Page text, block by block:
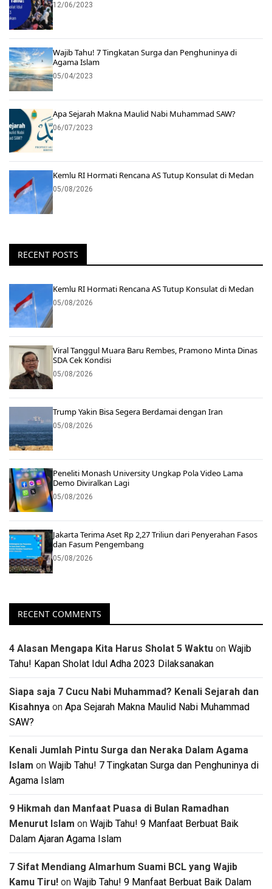
12/06/2023
Wajib Tahu! 7 Tingkatan Surga dan Penghuninya di
Agama Islam
05/04/2023
Apa Sejarah Makna Maulid Nabi Muhammad SAW?
06/07/2023
Kemlu RI Hormati Rencana AS Tutup Konsulat di Medan
05/08/2026
RECENT POSTS
Kemlu RI Hormati Rencana AS Tutup Konsulat di Medan
05/08/2026
Viral Tanggul Muara Baru Rembes, Pramono Minta Dinas
SDA Cek Kondisi
05/08/2026
Trump Yakin Bisa Segera Berdamai dengan Iran
05/08/2026
Peneliti Monash University Ungkap Pola Video Lama
Demo Diviralkan Lagi
05/08/2026
Jakarta Terima Aset Rp 2,27 Triliun dari Penyerahan Fasos
dan Fasum Pengembang
05/08/2026
RECENT COMMENTS
4 Alasan Mengapa Kita Harus Sholat 5 Waktu on Wajib
Tahu! Kapan Sholat Idul Adha 2023 Dilaksanakan
Siapa saja 7 Cucu Nabi Muhammad? Kenali Sejarah dan
Kisahnya on Apa Sejarah Makna Maulid Nabi Muhammad
SAW?
Kenali Jumlah Pintu Surga dan Neraka Dalam Agama
Islam on Wajib Tahu! 7 Tingkatan Surga dan Penghuninya di
Agama Islam
9 Hikmah dan Manfaat Puasa di Bulan Ramadhan
Menurut Islam on Wajib Tahu! 9 Manfaat Berbuat Baik
Dalam Ajaran Agama Islam
7 Sifat Mendiang Almarhum Suami BCL yang Wajib
Kamu Tiru! on Wajib Tahu! 9 Manfaat Berbuat Baik Dalam